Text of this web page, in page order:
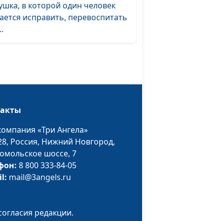
Дмитрий Булатов,
священнослужитель;
Роман Маринин,
священнослужитель;
Артем Сорокин,
бизнесмен
Андрей Юнак,
в которой один человек
исправить, перевоспитать
«Три Ангела»
Россия, Нижний Новгород,
шоссе, 7
8 800 333-84-05
mail@3angels.ru
редакции.